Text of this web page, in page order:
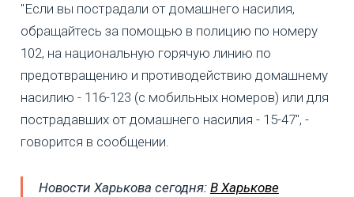
"Если вы пострадали от домашнего насилия,
обращайтесь за помощью в полицию по номеру
102, на национальную горячую линию по
предотвращению и противодействию домашнему
насилию - 116-123 (с мобильных номеров) или для
пострадавших от домашнего насилия - 15-47", -
говорится в сообщении.
Новости Харькова сегодня: В Харькове